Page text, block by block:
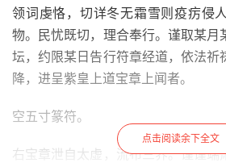
领词虔恪，切详冬无霜雪则疫疠侵
物。民忧既切，理合奉行。谨取某月
坛，约限某日告行符章经道，依法祈
降，进呈紫皇上道宝章上闻者。
空五寸篆符。
右宝章泄自太虚，流布三界。谨谨端
点击阅读余下全文